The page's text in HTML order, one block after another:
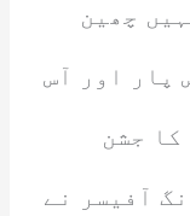
چھین
پار اور آس
کا جشن
آفیسر نے